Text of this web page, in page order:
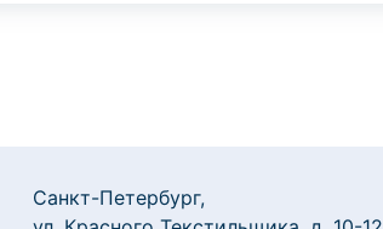
Санкт-Петербург,